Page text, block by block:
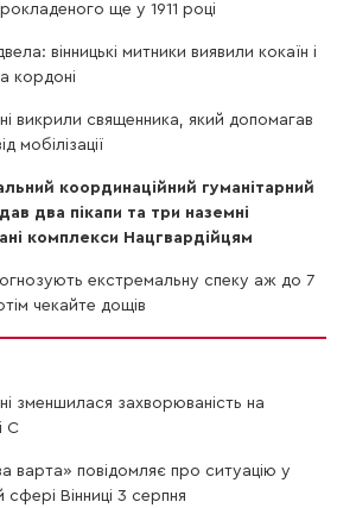
ще у 1911 році
вінницькі митники виявили кокаїн і
кордоні
викрили священника, який допомагав
мобілізації
координаційний гуманітарний
два пікапи та три наземні
комплекси Нацгвардійцям
екстремальну спеку аж до 7
чекайте дощів
зменшилася захворюваність на
С
варта» повідомляє про ситуацію у
сфері Вінниці 3 серпня